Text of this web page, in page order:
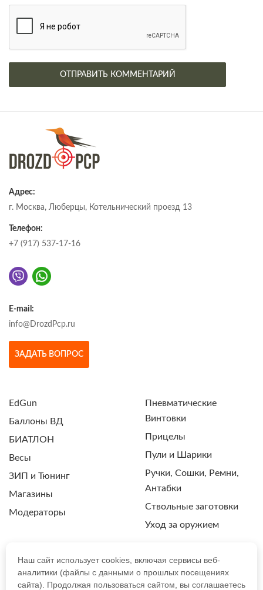
Адрес:
г. Москва, Люберцы, Котельнический проезд 13
Телефон:
+7 (917) 537-17-16
E-mail:
info@DrozdPcp.ru
ЗАДАТЬ ВОПРОС
EdGun
Баллоны ВД
БИАТЛОН
Весы
ЗИП и Тюнинг
Магазины
Модераторы
Пневматические
Винтовки
Прицелы
Пули и Шарики
Ручки, Сошки, Ремни,
Антабки
Ствольные заготовки
Уход за оружием
ПОЛИТИКА КОНФИДЕНЦИАЛЬНОСТИ
Наш сайт использует cookies, включая сервисы веб-
аналитики (файлы с данными о прошлых посещениях
сайта). Продолжая пользоваться сайтом, вы соглашаетесь